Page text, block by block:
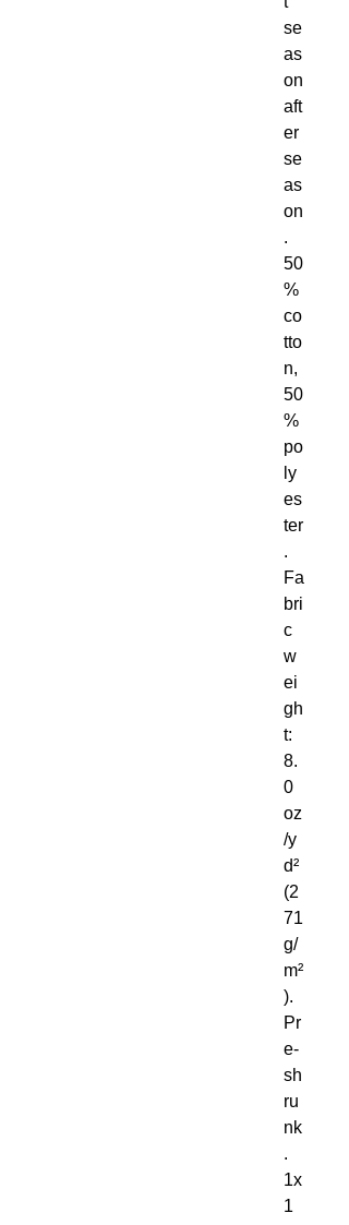
se
as
on
aft
er
se
as
on
.
50
%
co
tto
n,
50
%
po
ly
es
ter
.
Fa
bri
c
w
ei
gh
t:
8.
0
oz
/y
d²
(2
71
g/
m²
).
Pr
e-
sh
ru
nk
.
1x
1